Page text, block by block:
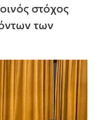
στόχος
των